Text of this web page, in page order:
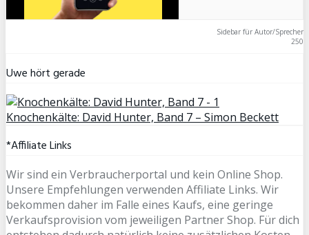
Sidebar für Autor/Sprecher
250
Uwe hört gerade
Knochenkälte: David Hunter, Band 7 – Simon Beckett
*Affiliate Links
Wir sind ein Verbraucherportal und kein Online Shop.
Unsere Empfehlungen verwenden Affiliate Links. Wir
bekommen daher im Falle eines Kaufs, eine geringe
Verkaufsprovision vom jeweiligen Partner Shop. Für dich